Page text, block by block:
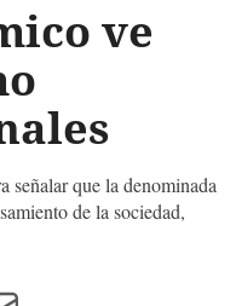
ve
señalar que la denominada
de la sociedad,